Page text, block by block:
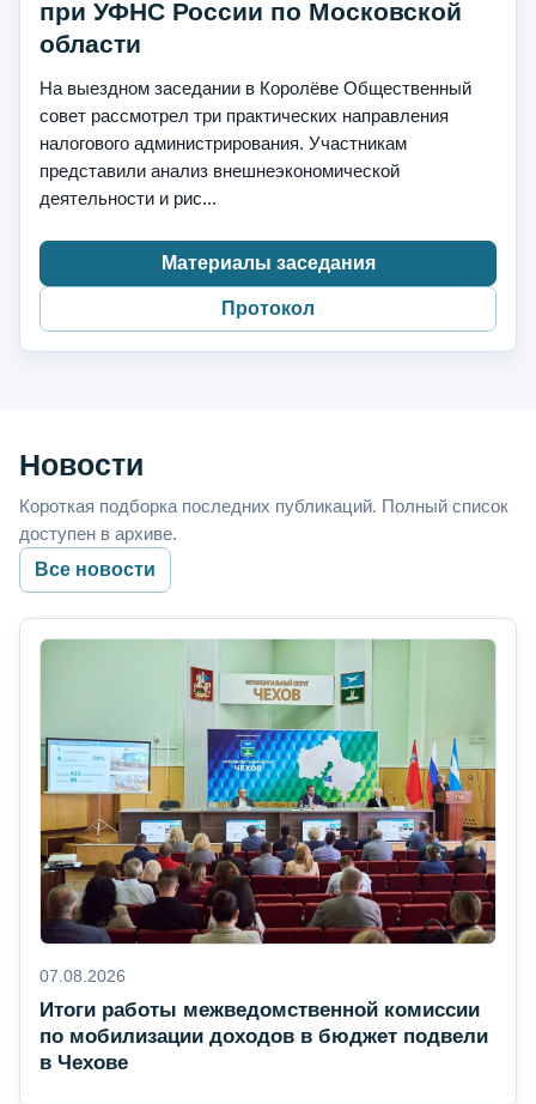
при УФНС России по Московской
области
На выездном заседании в Королёве Общественный
совет рассмотрел три практических направления
налогового администрирования. Участникам
представили анализ внешнеэкономической
деятельности и рис...
Материалы заседания
Протокол
Новости
Короткая подборка последних публикаций. Полный список
доступен в архиве.
Все новости
07.08.2026
Итоги работы межведомственной комиссии
по мобилизации доходов в бюджет подвели
в Чехове